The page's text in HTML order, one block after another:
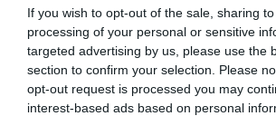
If you wish to opt-out of the sale, sharing
processing of your personal or sensitive
targeted advertising by us, please use the
section to confirm your selection. Please
opt-out request is processed you may
interest-based ads based on personal